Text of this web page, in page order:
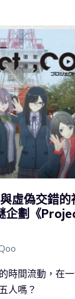
虛偽交錯
劃《
時間流動，在
人嗎？